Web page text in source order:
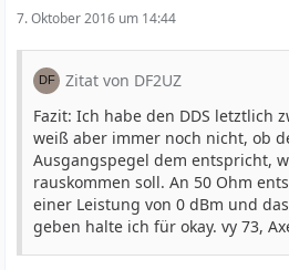
7. Oktober 2016 um 14:44
Zitat von DF2UZ
Fazit: Ich habe den DDS letztlich
weiß aber immer noch nicht, ob
Ausgangspegel dem entspricht,
rauskommen soll. An 50 Ohm
einer Leistung von 0 dBm und
geben halte ich für okay. vy 73,